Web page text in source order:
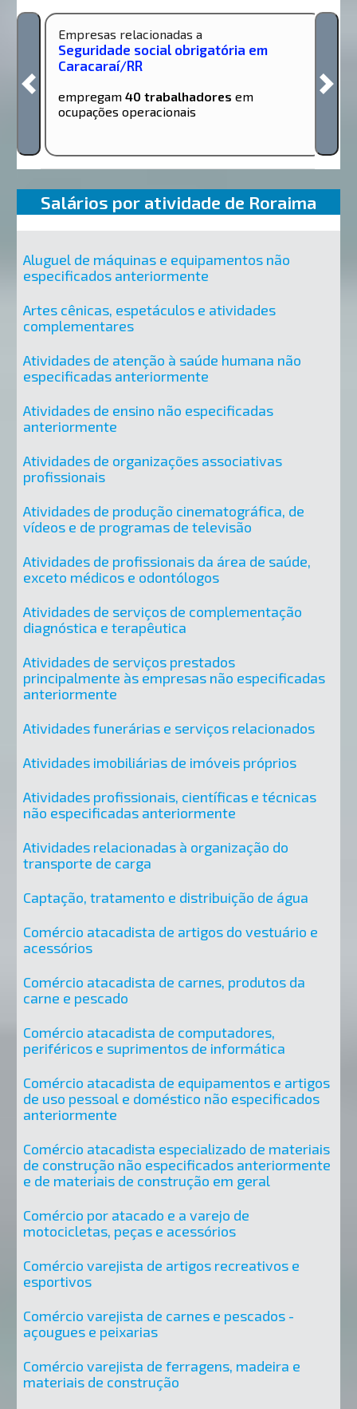
Empresas relacionadas a
Seguridade social obrigatória em
Caracaraí/RR
empregam 40 trabalhadores em
ocupações operacionais
Salários por atividade de Roraima
Aluguel de máquinas e equipamentos não
especificados anteriormente
Artes cênicas, espetáculos e atividades
complementares
Atividades de atenção à saúde humana não
especificadas anteriormente
Atividades de ensino não especificadas
anteriormente
Atividades de organizações associativas
profissionais
Atividades de produção cinematográfica, de
vídeos e de programas de televisão
Atividades de profissionais da área de saúde,
exceto médicos e odontólogos
Atividades de serviços de complementação
diagnóstica e terapêutica
Atividades de serviços prestados
principalmente às empresas não especificadas
anteriormente
Atividades funerárias e serviços relacionados
Atividades imobiliárias de imóveis próprios
Atividades profissionais, científicas e técnicas
não especificadas anteriormente
Atividades relacionadas à organização do
transporte de carga
Captação, tratamento e distribuição de água
Comércio atacadista de artigos do vestuário e
acessórios
Comércio atacadista de carnes, produtos da
carne e pescado
Comércio atacadista de computadores,
periféricos e suprimentos de informática
Comércio atacadista de equipamentos e artigos
de uso pessoal e doméstico não especificados
anteriormente
Comércio atacadista especializado de materiais
de construção não especificados anteriormente
e de materiais de construção em geral
Comércio por atacado e a varejo de
motocicletas, peças e acessórios
Comércio varejista de artigos recreativos e
esportivos
Comércio varejista de carnes e pescados -
açougues e peixarias
Comércio varejista de ferragens, madeira e
materiais de construção